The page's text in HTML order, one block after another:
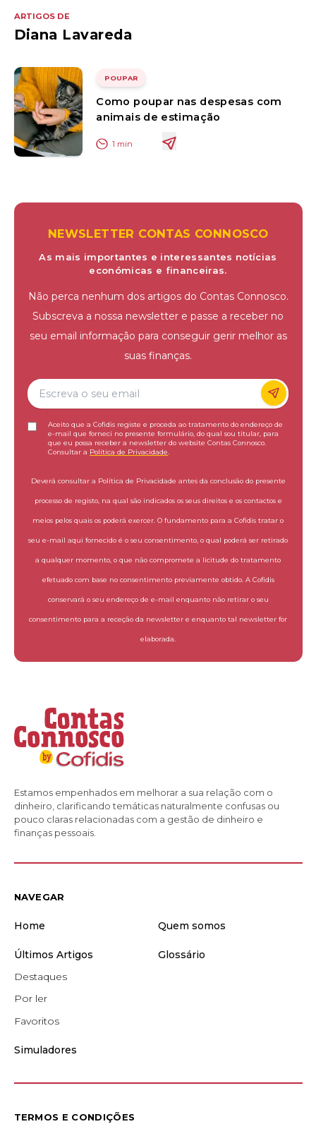
ARTIGOS DE
Diana Lavareda
POUPAR
Como poupar nas despesas com
animais de estimação
1 min
NEWSLETTER CONTAS CONNOSCO
As mais importantes e interessantes notícias
económicas e financeiras.
Não perca nenhum dos artigos do Contas Connosco.
Subscreva a nossa newsletter e passe a receber no
seu email informação para conseguir gerir melhor as
suas finanças.
Aceito que a Cofidis registe e proceda ao tratamento do endereço de
e-mail que forneci no presente formulário, do qual sou titular, para
que eu possa receber a newsletter do website Contas Connosco.
Consultar a Política de Privacidade
Deverá consultar a Política de Privacidade antes da conclusão do presente
processo de registo, na qual são indicados os seus direitos e os contactos e
meios pelos quais os poderá exercer. O fundamento para a Cofidis tratar o
seu e-mail aqui fornecido é o seu consentimento, o qual poderá ser retirado
a qualquer momento, o que não compromete a licitude do tratamento
efetuado com base no consentimento previamente obtido. A Cofidis
conservará o seu endereço de e-mail enquanto não retirar o seu
consentimento para a receção da newsletter e enquanto tal newsletter for
elaborada.
Estamos empenhados em melhorar a sua relação com o
dinheiro, clarificando temáticas naturalmente confusas ou
pouco claras relacionadas com a gestão de dinheiro e
finanças pessoais.
NAVEGAR
Home Quem somos
Últimos Artigos
Destaques
Por ler
Favoritos
Glossário
Simuladores
TERMOS E CONDIÇÕES